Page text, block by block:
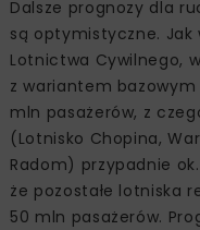
Dalsze prognozy dla
są optymistyczne. Jak
Lotnictwa Cywilnego,
z wariantem bazowym
mln pasażerów, z
(Lotnisko Chopina,
Radom) przypadnie
że pozostałe lotniska
50 mln pasażerów.